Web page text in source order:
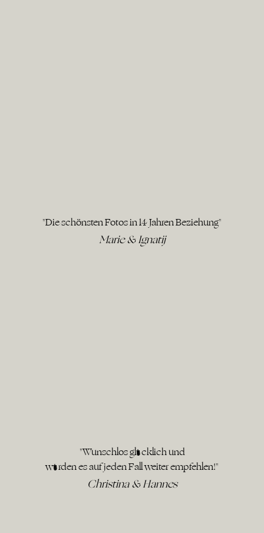
"Die schönsten Fotos in 14 Jahren Beziehung"
Marie & Ignatij
"Wunschlos glücklich und
würden es auf jeden Fall weiter empfehlen!"
Christina & Hannes